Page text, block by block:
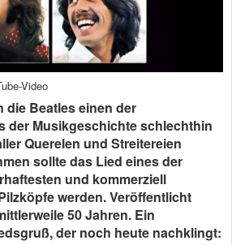
Video
die Beatles einen der
der Musikgeschichte schlechthin
Querelen und Streitereien
sollte das Lied eines der
und kommerziell
werden. Veröffentlicht
50 Jahren. Ein
der noch heute nachklingt: